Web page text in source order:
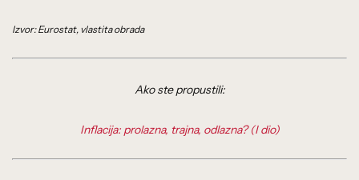
Izvor: Eurostat, vlastita obrada
Ako ste propustili:
Inflacija: prolazna, trajna, odlazna? (I dio)